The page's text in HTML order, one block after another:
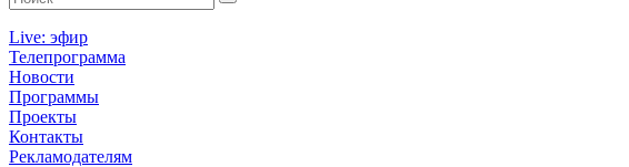
Live: эфир
Телепрограмма
Новости
Программы
Проекты
Контакты
Рекламодателям